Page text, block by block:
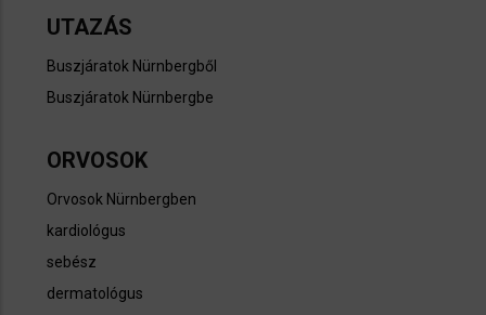
UTAZÁS
Buszjáratok Nürnbergből
Buszjáratok Nürnbergbe
ORVOSOK
Orvosok Nürnbergben
kardiológus
sebész
dermatológus